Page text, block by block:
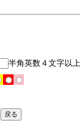
半角英数４文字以上